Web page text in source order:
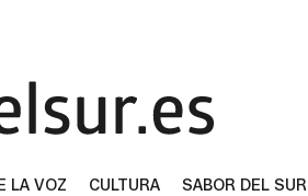
LA VOZ CULTURA SABOR DEL SUR